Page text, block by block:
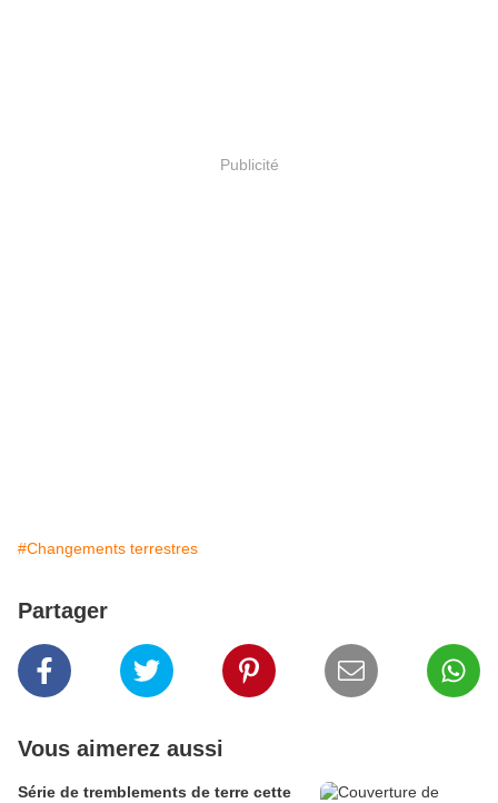
Publicité
#Changements terrestres
Partager
Vous aimerez aussi
Série de tremblements de terre cette